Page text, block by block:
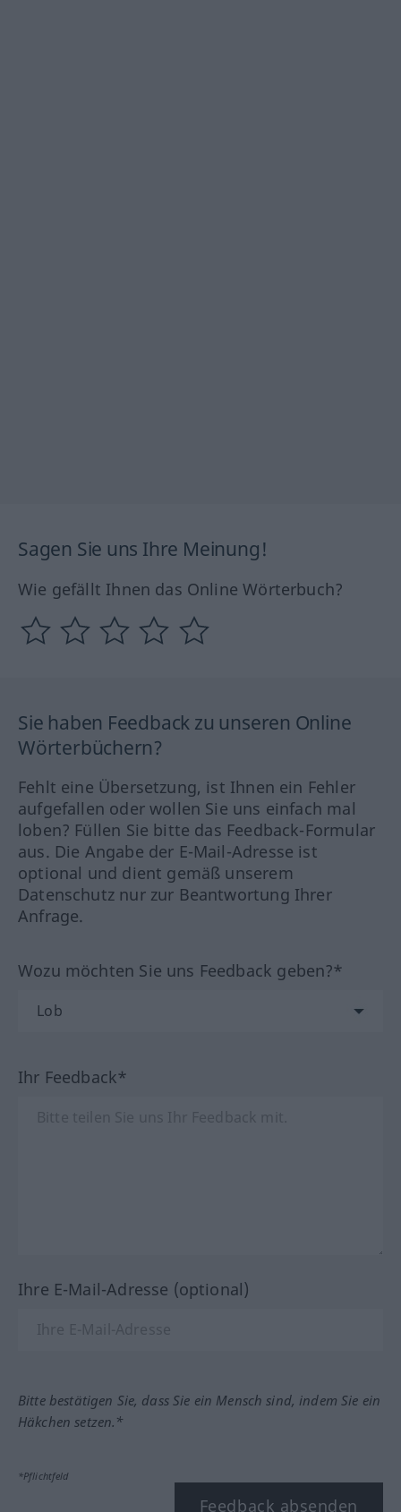
Sagen Sie uns Ihre Meinung!
Wie gefällt Ihnen das Online Wörterbuch?
Sie haben Feedback zu unseren Online
Wörterbüchern?
Fehlt eine Übersetzung, ist Ihnen ein Fehler
aufgefallen oder wollen Sie uns einfach mal
loben? Füllen Sie bitte das Feedback-Formular
aus. Die Angabe der E-Mail-Adresse ist
optional und dient gemäß unserem
Datenschutz nur zur Beantwortung Ihrer
Anfrage.
Wozu möchten Sie uns Feedback geben?*
Ihr Feedback*
Ihre E-Mail-Adresse (optional)
Bitte bestätigen Sie, dass Sie ein Mensch sind, indem Sie ein
Häkchen setzen.*
*Pflichtfeld
Feedback absenden